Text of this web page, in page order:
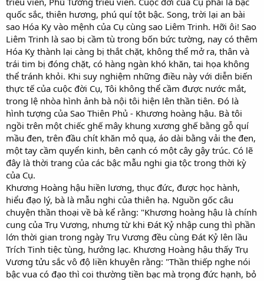
quốc sắc, thiên hương, phú quí tột bậc. Song, trời lại an bài
sao Hóa Kỵ vào mệnh của Cụ cùng sao Liêm Trinh. Hỡi ôi! Sao
Liêm Trinh là sao bị cầm tù trong bốn bức tường, nay có thêm
Hóa Kỵ thành lại càng bị thắt chặt, không thể mở ra, thân và
trái tim bị đóng chặt, có hàng ngàn khó khăn, tai họa không
thể tránh khỏi. Khi suy nghiệm những điều này với diễn biến
thực tế của cuộc đời Cụ, Tôi không thể cầm được nước mắt,
trong lệ nhòa hình ảnh bà nội tôi hiện lên thần tiên. Đó là
hình tượng của Sao Thiên Phủ - Khương hoàng hậu. Bà tôi
ngồi trên một chiếc ghế mây khung xương ghế bằng gỗ quí
mầu đen, trên đầu chít khăn mỏ quạ, áo dài bằng vải the đen,
một tay cầm quyển kinh, bên cạnh có một cây gậy trúc. Có lẽ
đây là thời trang của các bậc mẫu nghi gia tộc trong thời kỳ
của Cụ.
Khương Hoàng hậu hiền lương, thục đức, được học hành,
hiểu đạo lý, bà là mẫu nghi của thiên hạ. Nguồn gốc câu
chuyện thần thoại về bà kể rằng: "Khương hoàng hậu là chính
cung của Trụ Vương, nhưng từ khi Đát Kỷ nhập cung thì phần
lớn thời gian trong ngày Trụ Vương đều cùng Đát Kỷ lên lầu
Trích Tinh tiệc tùng, hưởng lạc. Khương Hoàng hậu thấy Trụ
Vương tửu sắc vô độ liền khuyên rằng: "Thần thiếp nghe nói
bậc vua có đạo thì coi thường tiền bạc mà trọng đức hạnh, bỏ